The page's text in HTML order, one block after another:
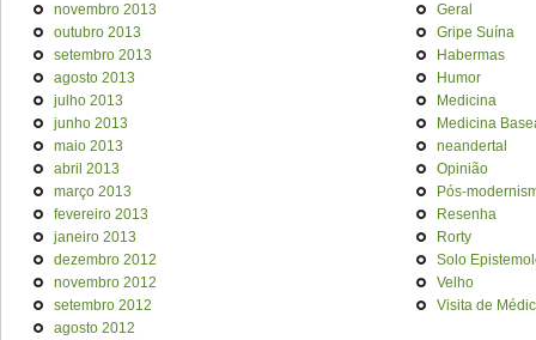
novembro 2013
outubro 2013
setembro 2013
agosto 2013
julho 2013
junho 2013
maio 2013
abril 2013
março 2013
fevereiro 2013
janeiro 2013
dezembro 2012
novembro 2012
setembro 2012
agosto 2012
Geral
Gripe Suína
Habermas
Humor
Medicina
Medicina
neandertal
Opinião
Pós-
Resenha
Rorty
Solo
Velho
Visita de